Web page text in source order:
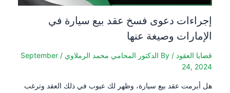
إجراءات دعوى فسخ عقد بيع سيارة في
الإمارات وصيغة عنها
قضايا العقود / By الدكتور المحامي محمد الرملاوي /
September
24, 2024
هل أبرمت عقد بيع سيارة، وظهر لك عيوب في ذلك العقد وترغب